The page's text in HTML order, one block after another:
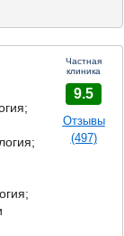
Частная
клиника
9.5
Отзывы
(497)